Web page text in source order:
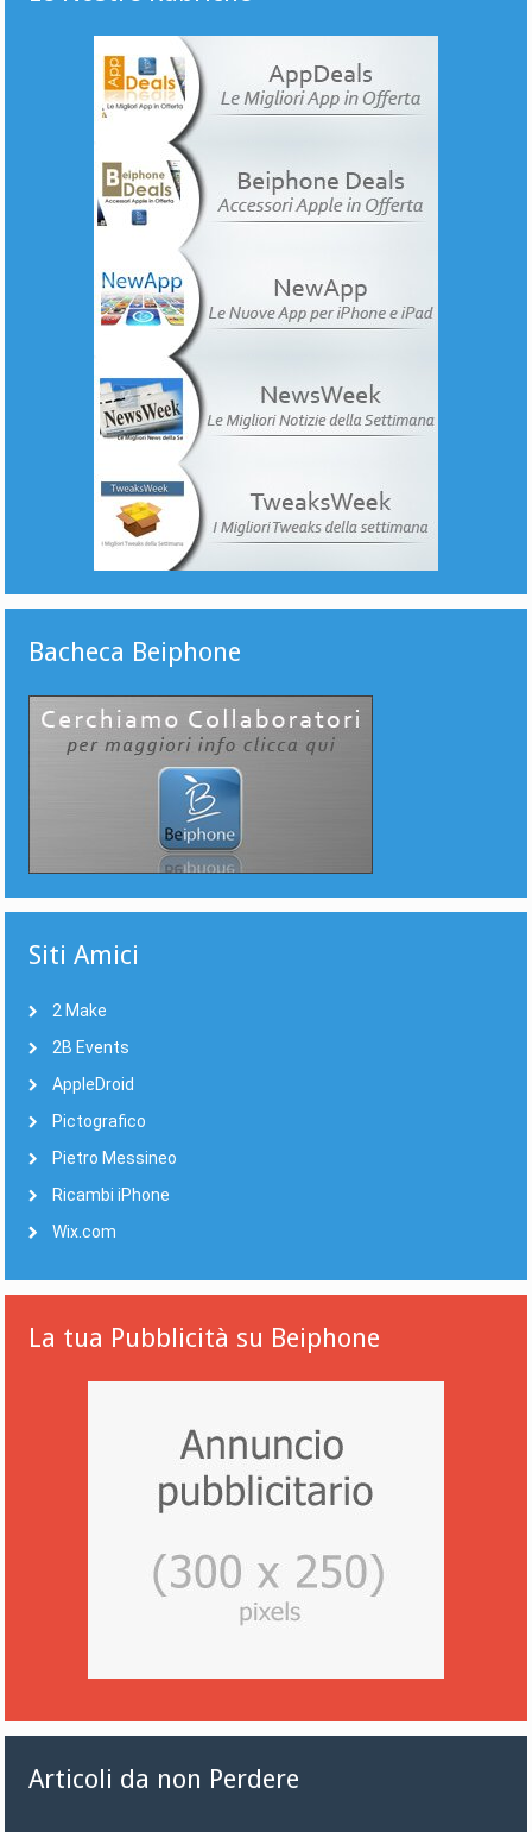
Bacheca Beiphone
Siti Amici
2 Make
2B Events
AppleDroid
Pictografico
Pietro Messineo
Ricambi iPhone
Wix.com
La tua Pubblicità su Beiphone
Articoli da non Perdere